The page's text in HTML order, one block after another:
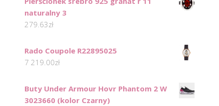
naturalny 3
279.63zł
Rado Coupole R22895025
7 219.00zł
Buty Under Armour Hovr Phantom 2 W
3023660 (kolor Czarny)